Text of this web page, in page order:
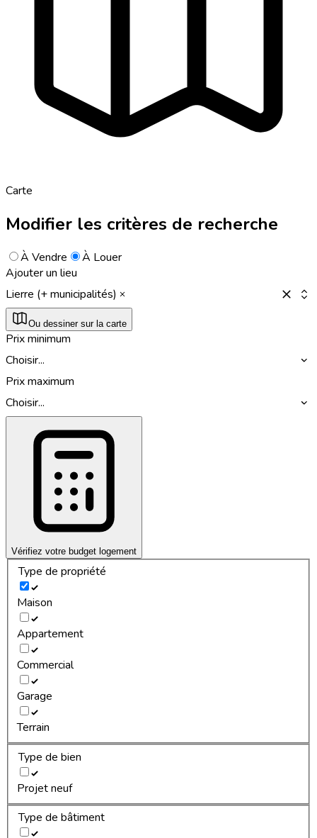
Carte
Modifier les critères de recherche
À Vendre
À Louer
Ajouter un lieu
Lierre (+ municipalités)
Ou dessiner sur la carte
Prix minimum
Choisir...
Prix maximum
Choisir...
Vérifiez votre budget logement
Type de propriété
Maison
Appartement
Commercial
Garage
Terrain
Type de bien
Projet neuf
Type de bâtiment